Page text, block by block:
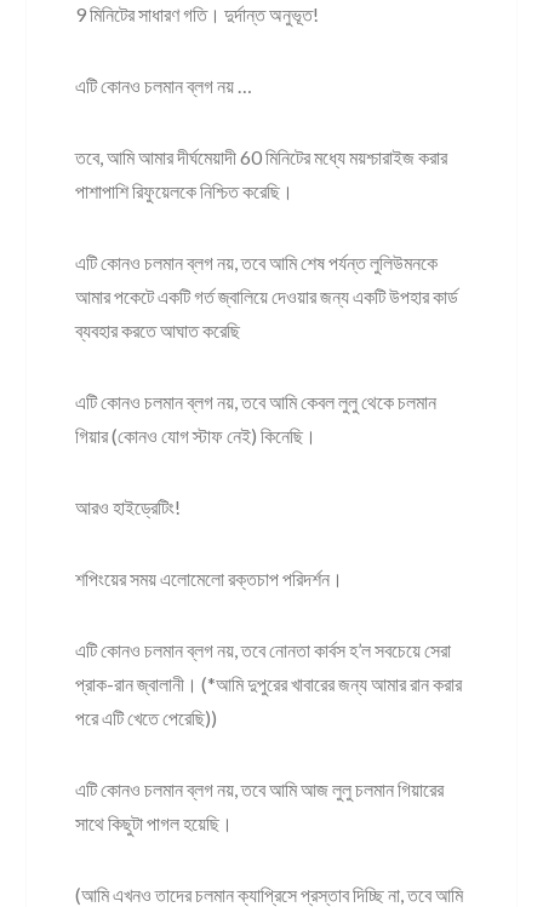
9 মিনিটের সাধারণ গতি। দুর্দান্ত অনুভূত!
এটি কোনও চলমান ব্লগ নয় …
তবে, আমি আমার দীর্ঘমেয়াদী 60 মিনিটের মধ্যে ময়শ্চারাইজ করার
পাশাপাশি রিফুয়েলকে নিশ্চিত করেছি।
এটি কোনও চলমান ব্লগ নয়, তবে আমি শেষ পর্যন্ত লুলিউমনকে
আমার পকেটে একটি গর্ত জ্বালিয়ে দেওয়ার জন্য একটি উপহার কার্ড
ব্যবহার করতে আঘাত করেছি
এটি কোনও চলমান ব্লগ নয়, তবে আমি কেবল লুলু থেকে চলমান
গিয়ার (কোনও যোগ স্টাফ নেই) কিনেছি।
আরও হাইড্রেটিং!
শপিংয়ের সময় এলোমেলো রক্তচাপ পরিদর্শন।
এটি কোনও চলমান ব্লগ নয়, তবে নোনতা কার্বস হ’ল সবচেয়ে সেরা
প্রাক-রান জ্বালানী। (*আমি দুপুরের খাবারের জন্য আমার রান করার
পরে এটি খেতে পেরেছি))
এটি কোনও চলমান ব্লগ নয়, তবে আমি আজ লুলু চলমান গিয়ারের
সাথে কিছুটা পাগল হয়েছি।
(আমি এখনও তাদের চলমান ক্যাপ্রিসে প্রস্তাব দিচ্ছি না, তবে আমি